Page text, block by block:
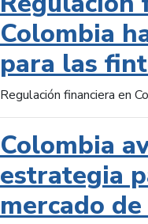
Colombia
para las
Regulación financiera en
Colombia
estrategia
mercado